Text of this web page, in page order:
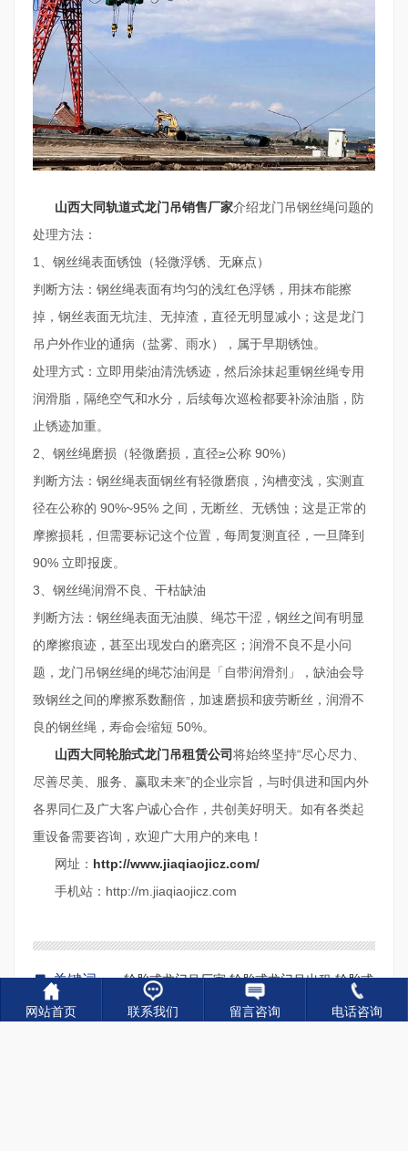
山西大同轨道式龙门吊销售厂家介绍龙门吊钢丝绳问题的
处理方法：
1、钢丝绳表面锈蚀（轻微浮锈、无麻点）
判断方法：钢丝绳表面有均匀的浅红色浮锈，用抹布能擦
掉，钢丝表面无坑洼、无掉渣，直径无明显减小；这是龙门
吊户外作业的通病（盐雾、雨水），属于早期锈蚀。
处理方式：立即用柴油清洗锈迹，然后涂抹起重钢丝绳专用
润滑脂，隔绝空气和水分，后续每次巡检都要补涂油脂，防
止锈迹加重。
2、钢丝绳磨损（轻微磨损，直径≥公称 90%）
判断方法：钢丝绳表面钢丝有轻微磨痕，沟槽变浅，实测直
径在公称的 90%~95% 之间，无断丝、无锈蚀；这是正常的
摩擦损耗，但需要标记这个位置，每周复测直径，一旦降到
90% 立即报废。
3、钢丝绳润滑不良、干枯缺油
判断方法：钢丝绳表面无油膜、绳芯干涩，钢丝之间有明显
的摩擦痕迹，甚至出现发白的磨亮区；润滑不良不是小问
题，龙门吊钢丝绳的绳芯油润是「自带润滑剂」，缺油会导
致钢丝之间的摩擦系数翻倍，加速磨损和疲劳断丝，润滑不
良的钢丝绳，寿命会缩短 50%。
山西大同轮胎式龙门吊租赁公司将始终坚持“尽心尽力、
尽善尽美、服务、赢取未来”的企业宗旨，与时俱进和国内外
各界同仁及广大客户诚心合作，共创美好明天。如有各类起
重设备需要咨询，欢迎广大用户的来电！
网址： http://www.jiaqiaojicz.com/
手机站：http://m.jiaqiaojicz.com
关键词：
轮胎式龙门吊厂家,轮胎式龙门吊出租,轮胎式
龙门吊销售
网站首页 联系我们 留言咨询 电话咨询